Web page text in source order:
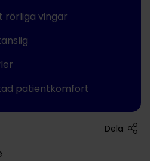
rörliga vingar
patientkomfort
Dela